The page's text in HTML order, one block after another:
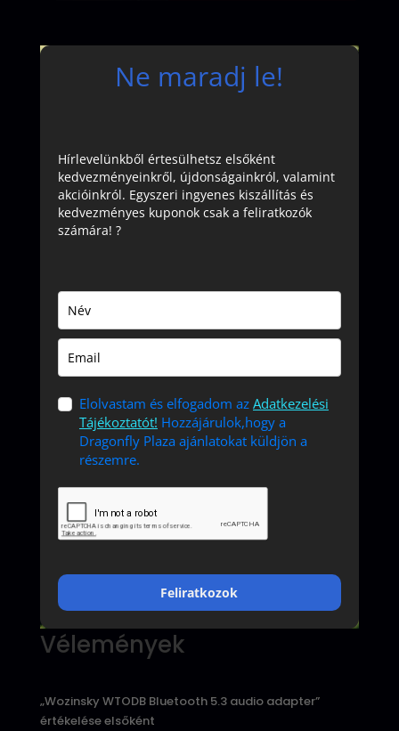
Ne maradj le!
Hírlevelünkből értesülhetsz elsőként
kedvezményeinkről, újdonságainkról, valamint
akcióinkról. Egyszeri ingyenes kiszállítás és
kedvezményes kuponok csak a feliratkozók
számára! ?
Elolvastam és elfogadom az Adatkezelési
Tájékoztatót! Hozzájárulok,hogy a
Dragonfly Plaza ajánlatokat küldjön a
részemre.
Feliratkozok
Vélemények
„Wozinsky WTODB Bluetooth 5.3 audio adapter”
értékelése elsőként